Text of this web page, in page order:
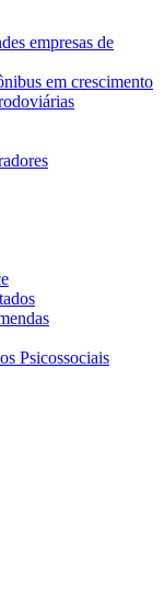
empresas de
em crescimento
Psicossociais